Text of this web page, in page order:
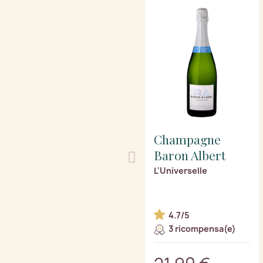
Champagne
Baron Albert
L'Universelle
4.7/5
3 ricompensa(e)